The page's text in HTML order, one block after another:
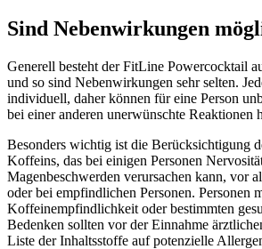
Sind Nebenwirkungen
Generell besteht der FitLine Powercocktail
und so sind Nebenwirkungen sehr selten.
individuell, daher können für eine Person
bei einer anderen unerwünschte Reaktionen
Besonders wichtig ist die Berücksichtigung
Koffeins, das bei einigen Personen
Magenbeschwerden verursachen kann, vor
oder bei empfindlichen Personen. Personen
Koffeinempfindlichkeit oder bestimmten
Bedenken sollten vor der Einnahme
Liste der Inhaltsstoffe auf potenzielle